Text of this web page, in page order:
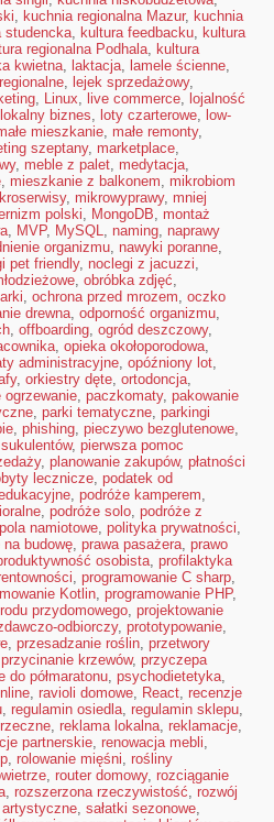
, kuchnia regionalna Mazur, kuchnia
studencka, kultura feedbacku, kultura
regionalna Podhala, kultura
kwietna, laktacja, lamele ścienne,
, lejek sprzedażowy,
, Linux, live commerce, lojalność
lokalny biznes, loty czarterowe, low-
mieszkanie, małe remonty,
szeptany, marketplace,
, meble z palet, medytacja,
, mieszkanie z balkonem, mikrobiom
, mikrowyprawy, mniej
polski, MongoDB, montaż
, MVP, MySQL, naming, naprawy
organizmu, nawyki poranne,
pet friendly, noclegi z jacuzzi,
, obróbka zdjęć,
, ochrona przed mrozem, oczko
drewna, odporność organizmu,
, offboarding, ogród deszczowy,
, opieka okołoporodowa,
administracyjne, opóźniony lot,
, orkiestry dęte, ortodoncja,
ogrzewanie, paczkomaty, pakowanie
, parki tematyczne, parkingi
, phishing, pieczywo bezglutenowe,
, pierwsza pomoc
, planowanie zakupów, płatności
lecznicze, podatek od
, podróże kamperem,
, podróże solo, podróże z
pola namiotowe, polityka prywatności,
budowę, prawa pasażera, prawo
osobista, profilaktyka
, programowanie C sharp,
Kotlin, programowanie PHP,
przydomowego, projektowanie
odbiorczy, prototypowanie,
, przesadzanie roślin, przetwory
przycinanie krzewów, przyczepa
do półmaratonu, psychodietetyka,
, ravioli domowe, React, recenzje
, regulamin osiedla, regulamin sklepu,
, reklama lokalna, reklamacje,
partnerskie, renowacja mebli,
, rolowanie mięśni, rośliny
, router domowy, rozciąganie
, rozszerzona rzeczywistość, rozwój
artystyczne, sałatki sezonowe,